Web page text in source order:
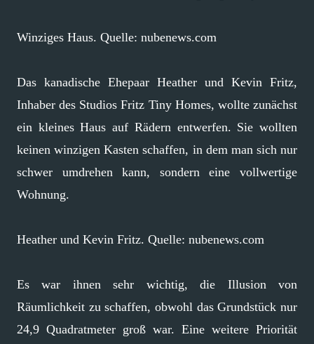
Winziges Haus. Quelle: nubenews.com
Das kanadische Ehepaar Heather und Kevin Fritz,
Inhaber des Studios Fritz Tiny Homes, wollte zunächst
ein kleines Haus auf Rädern entwerfen. Sie wollten
keinen winzigen Kasten schaffen, in dem man sich nur
schwer umdrehen kann, sondern eine vollwertige
Wohnung.
Heather und Kevin Fritz. Quelle: nubenews.com
Es war ihnen sehr wichtig, die Illusion von
Räumlichkeit zu schaffen, obwohl das Grundstück nur
24,9 Quadratmeter groß war. Eine weitere Priorität